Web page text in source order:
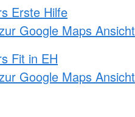
Erste Hilfe
Google Maps Ansicht
Fit in EH
Google Maps Ansicht